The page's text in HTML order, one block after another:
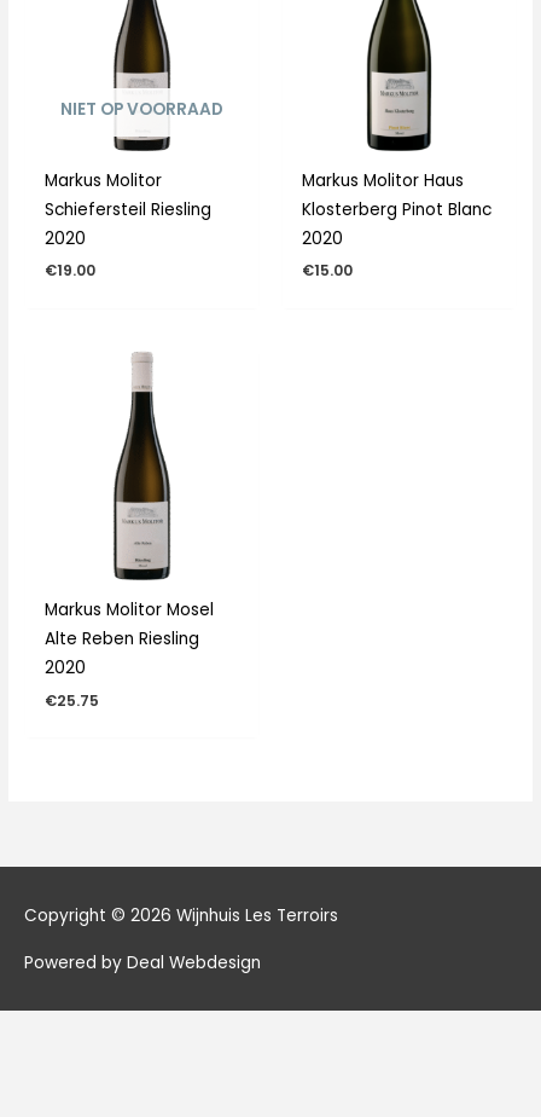
NIET OP VOORRAAD
Markus Molitor
Schiefersteil Riesling
2020
€19.00
Markus Molitor Haus
Klosterberg Pinot Blanc
2020
€15.00
Markus Molitor Mosel
Alte Reben Riesling
2020
€25.75
Copyright © 2026 Wijnhuis Les Terroirs
Powered by Deal Webdesign